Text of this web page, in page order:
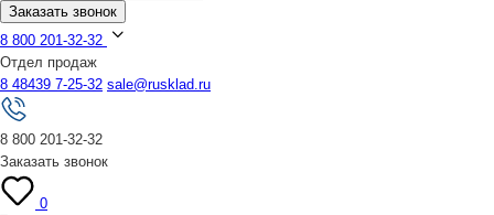
Заказать звонок
8 800 201-32-32
Отдел продаж
8 48439 7-25-32 sale@rusklad.ru
8 800 201-32-32
Заказать звонок
0